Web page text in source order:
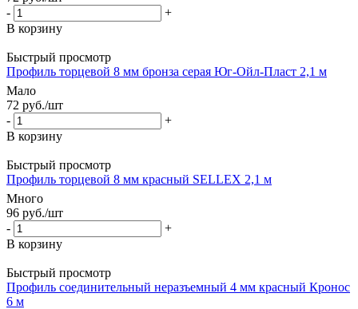
-
+
В корзину
Быстрый просмотр
Профиль торцевой 8 мм бронза серая Юг-Ойл-Пласт 2,1 м
Мало
72 руб./шт
-
+
В корзину
Быстрый просмотр
Профиль торцевой 8 мм красный SELLEX 2,1 м
Много
96 руб./шт
-
+
В корзину
Быстрый просмотр
Профиль соединительный неразъемный 4 мм красный Кронос
6 м